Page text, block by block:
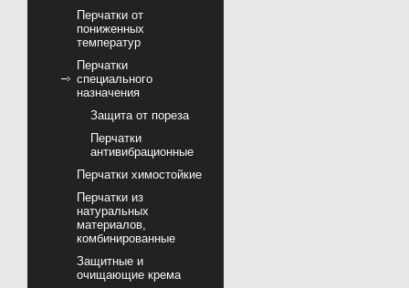
Перчатки от
пониженных
температур
Перчатки
специального
назначения
Защита от пореза
Перчатки
антивибрационные
Перчатки химостойкие
Перчатки из
натуральных
материалов,
комбинированные
Защитные и
очищающие крема